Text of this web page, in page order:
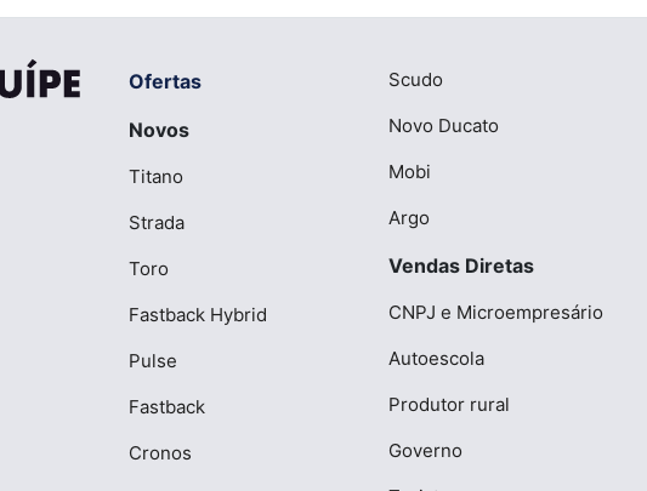
Ofertas
Novos
Titano
Strada
Toro
Fastback Hybrid
Pulse
Fastback
Cronos
Scudo
Novo Ducato
Mobi
Argo
Vendas Diretas
CNPJ e Microempresário
Autoescola
Produtor rural
Governo